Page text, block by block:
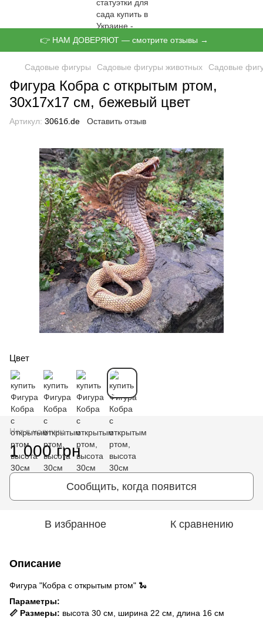
👉 НАМ ДОВЕРЯЮТ — смотрите отзывы →
Садовые фигуры Садовые фигуры животных Садовые
Фигура Кобра с открытым ртом,
30х17х17 см, бежевый цвет
Артикул: 3061б.de Оставить отзыв
Цвет
Нет в наличии
1 000 грн
Сообщить, когда появится
В избранное К сравнению
Описание
Фигура "Кобра с открытым ртом" 🐍
Параметры:
📏 Размеры: высота 30 см, ширина 22 см, длина 16 см